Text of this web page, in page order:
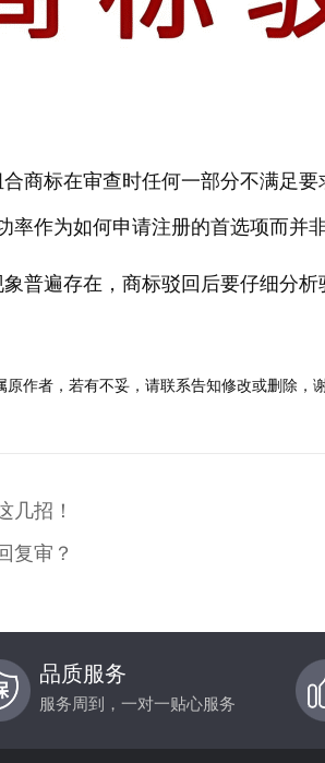
商标在审查时任何一部分不满足
作为如何申请注册的首选项而并
普遍存在，商标驳回后要仔细分
作者，若有不妥，请联系告知修改或删除，
几招！
复审？
品质服务
服务周到，一对一贴心服务